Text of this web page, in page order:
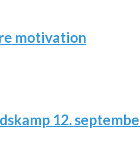
motivation
12.